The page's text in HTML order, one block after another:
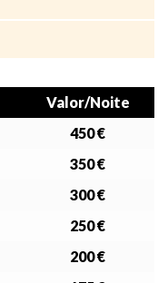
Valor/Noite
450 €
350 €
300 €
250 €
200 €